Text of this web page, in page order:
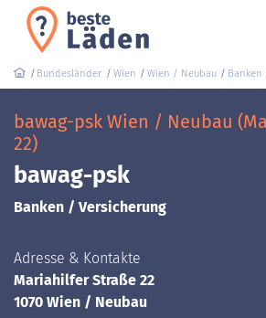
Bundesländer Wien Wien / Neubau Banken
bawag-psk Wien / Neubau
22)
bawag-psk
Banken / Versicherung
Adresse & Kontakte
Mariahilfer Straße 22
1070 Wien / Neubau